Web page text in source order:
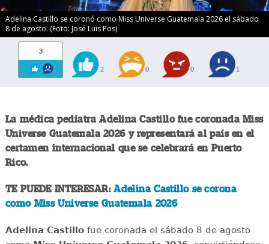
Adelina Castillo se coronó como Miss Universe Guatemala 2026 el sábado
8 de agosto. (Foto: José Luis Pos)
3
2 0 0 1
La médica pediatra Adelina Castillo fue coronada Miss
Universe Guatemala 2026 y representará al país en el
certamen internacional que se celebrará en Puerto
Rico.
TE PUEDE INTERESAR:Adelina Castillo se corona
como Miss Universe Guatemala 2026
Adelina Castillofue coronada el sábado 8 de agosto